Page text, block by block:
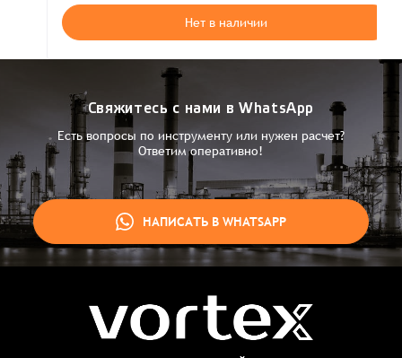
Заказ успешно оформлен
Нет в наличии
Свяжитесь с нами в WhatsApp
Есть вопросы по инструменту или нужен расчет?
Ответим оперативно!
НАПИСАТЬ В WHATSAPP